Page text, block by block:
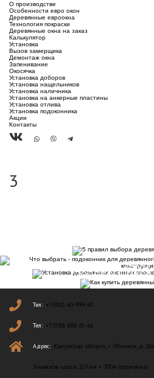
О производстве
Особенности евро окон
Деревянные евроокна
Технология покраски
Деревянные окна на заказ
Калькулятор
Установка
Вызов замерщика
Демонтаж окна
Запенивание
Окосячка
Установка доборов
Установка нащельников
Установка наличника
Установка на анкерные пластины
Установка отлива
Установка подоконника
Акции
Контакты
3
5 ПРАВИЛ ВЫБОРА
ЧТО ВЫБРАТЬ —
ЕВРО ОКНА НА
УСТАНОВКА ДЕРЕВЯННЫХ
КАК КУПИТЬ
Тел: +7 (910) 60-999-60
Тел: +7 (920) 888-81-66
Адрес: Калужская область, г. Обнинск, д.
Киевское шоссе, 107 км + 700м (промзона)